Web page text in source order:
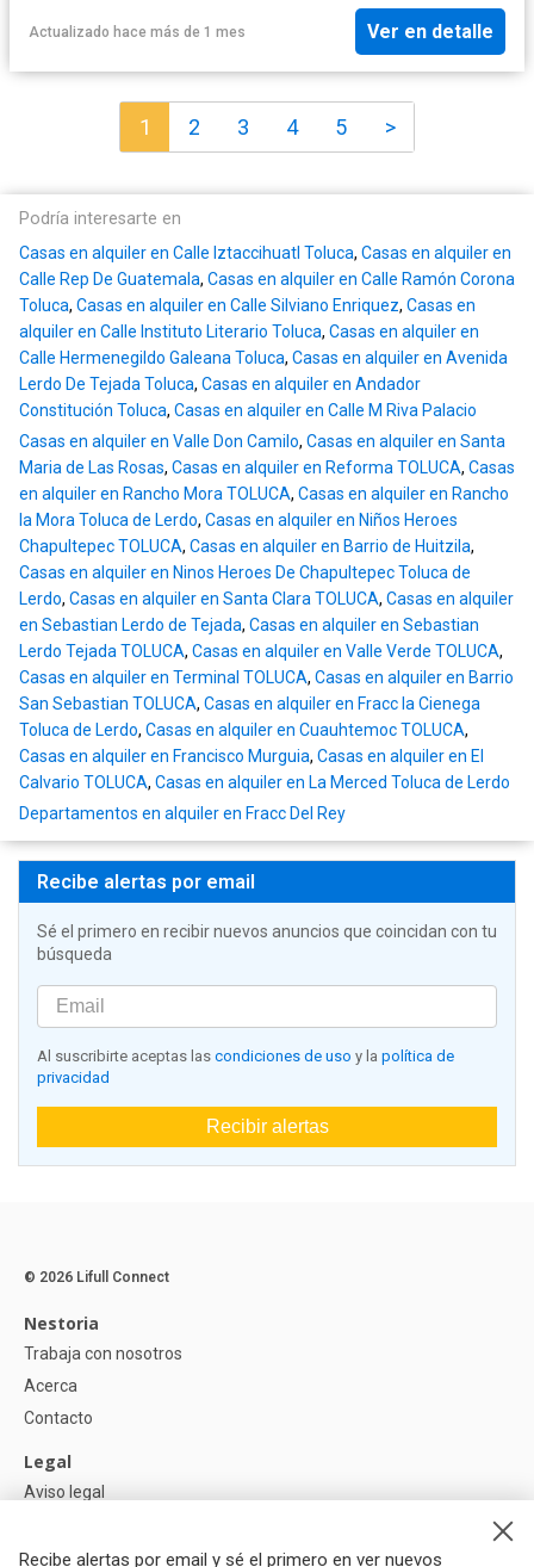
Actualizado hace más de 1 mes Ver en detalle
1 2 3 4 5 >
Podría interesarte en
Casas en alquiler en Calle Iztaccihuatl Toluca, Casas en alquiler en
Calle Rep De Guatemala, Casas en alquiler en Calle Ramón Corona
Toluca, Casas en alquiler en Calle Silviano Enriquez, Casas en
alquiler en Calle Instituto Literario Toluca, Casas en alquiler en
Calle Hermenegildo Galeana Toluca, Casas en alquiler en Avenida
Lerdo De Tejada Toluca, Casas en alquiler en Andador
Constitución Toluca, Casas en alquiler en Calle M Riva Palacio
Casas en alquiler en Valle Don Camilo, Casas en alquiler en Santa
Maria de Las Rosas, Casas en alquiler en Reforma TOLUCA, Casas
en alquiler en Rancho Mora TOLUCA, Casas en alquiler en Rancho
la Mora Toluca de Lerdo, Casas en alquiler en Niños Heroes
Chapultepec TOLUCA, Casas en alquiler en Barrio de Huitzila,
Casas en alquiler en Ninos Heroes De Chapultepec Toluca de
Lerdo, Casas en alquiler en Santa Clara TOLUCA, Casas en alquiler
en Sebastian Lerdo de Tejada, Casas en alquiler en Sebastian
Lerdo Tejada TOLUCA, Casas en alquiler en Valle Verde TOLUCA,
Casas en alquiler en Terminal TOLUCA, Casas en alquiler en Barrio
San Sebastian TOLUCA, Casas en alquiler en Fracc la Cienega
Toluca de Lerdo, Casas en alquiler en Cuauhtemoc TOLUCA,
Casas en alquiler en Francisco Murguia, Casas en alquiler en El
Calvario TOLUCA, Casas en alquiler en La Merced Toluca de Lerdo
Departamentos en alquiler en Fracc Del Rey
Recibe alertas por email
Sé el primero en recibir nuevos anuncios que coincidan con tu
búsqueda
Al suscribirte aceptas las condiciones de uso y la política de
privacidad
Recibir alertas
Recibe alertas por email y sé el primero en ver nuevos
© 2026 Lifull Connect
Nestoria
Trabaja con nosotros
Acerca
Contacto
Legal
Aviso legal
Política de Cookies